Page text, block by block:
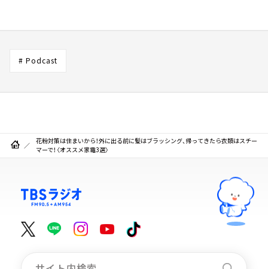
# Podcast
花粉対策は住まいから！外に出る前に髪はブラッシング、帰ってきたら衣類はスチー
マーで！〈オススメ家電3選〉